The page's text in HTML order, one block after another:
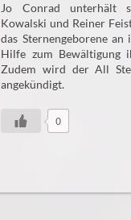
Jo Conrad unterhält
Kowalski und Reiner
das Sternengeborene
Hilfe zum Bewältigung
Zudem wird der All
angekündigt.
0